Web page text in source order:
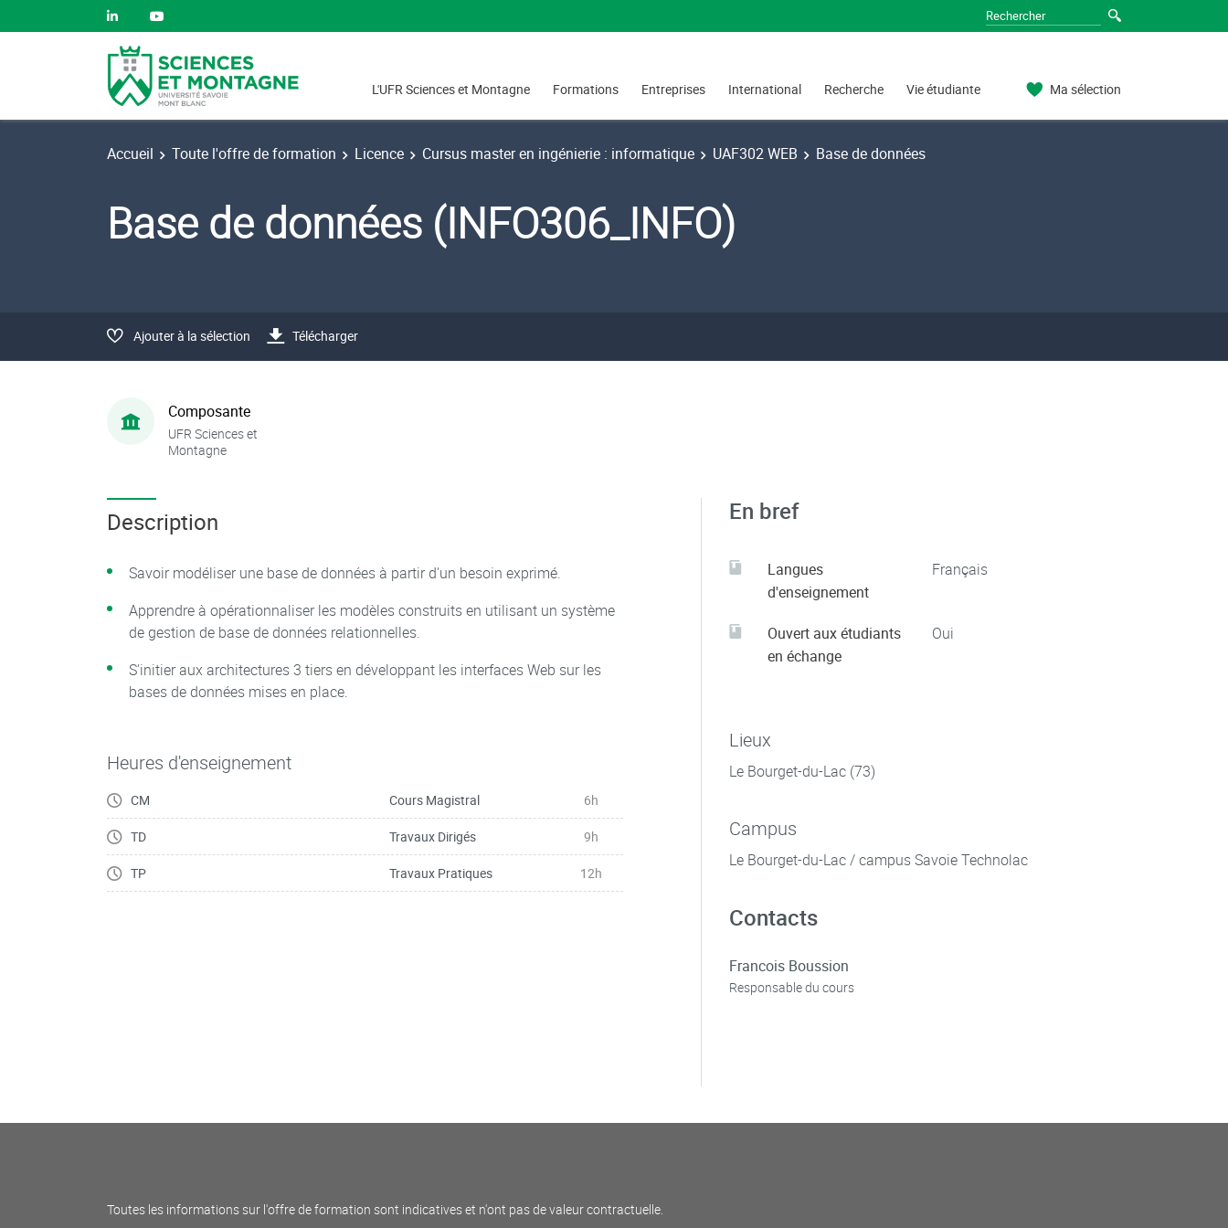
L'UFR Sciences et Montagne Formations Entreprises International Recherche Vie étudiante Ma sélection
Accueil Toute l'offre de formation Licence Cursus master en ingénierie : informatique UAF302 WEB Base de données
Base de données (INFO306_INFO)
Ajouter à la sélection Télécharger
Composante
UFR Sciences et
Montagne
Description
Savoir modéliser une base de données à partir d'un besoin exprimé.
Apprendre à opérationnaliser les modèles construits en utilisant un système
de gestion de base de données relationnelles.
S'initier aux architectures 3 tiers en développant les interfaces Web sur les
bases de données mises en place.
Heures d'enseignement
CM Cours Magistral 6h
TD Travaux Dirigés 9h
TP Travaux Pratiques 12h
En bref
Langues
d'enseignement
Français
Ouvert aux étudiants
en échange
Oui
Lieux
Le Bourget-du-Lac (73)
Campus
Le Bourget-du-Lac / campus Savoie Technolac
Contacts
Francois Boussion
Responsable du cours
Toutes les informations sur l'offre de formation sont indicatives et n'ont pas de valeur contractuelle.